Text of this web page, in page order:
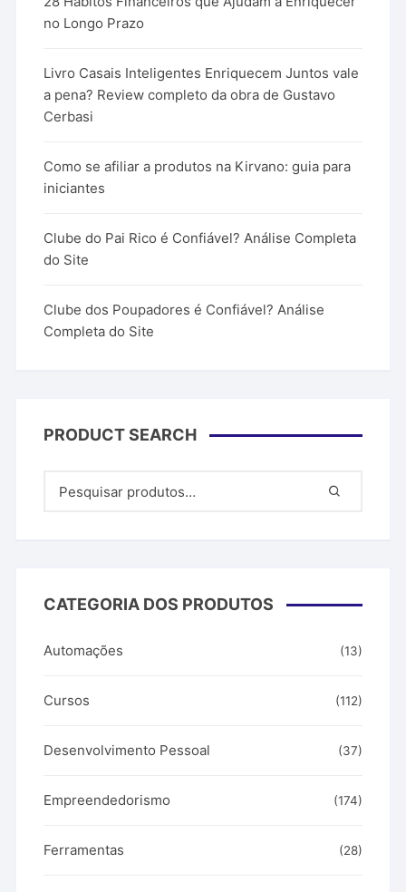
no Longo Prazo
Livro Casais Inteligentes Enriquecem Juntos vale
a pena? Review completo da obra de Gustavo
Cerbasi
Como se afiliar a produtos na Kirvano: guia para
iniciantes
Clube do Pai Rico é Confiável? Análise Completa
do Site
Clube dos Poupadores é Confiável? Análise
Completa do Site
PRODUCT SEARCH
CATEGORIA DOS PRODUTOS
Automações (13)
Cursos (112)
Desenvolvimento Pessoal (37)
Empreendedorismo (174)
Ferramentas (28)